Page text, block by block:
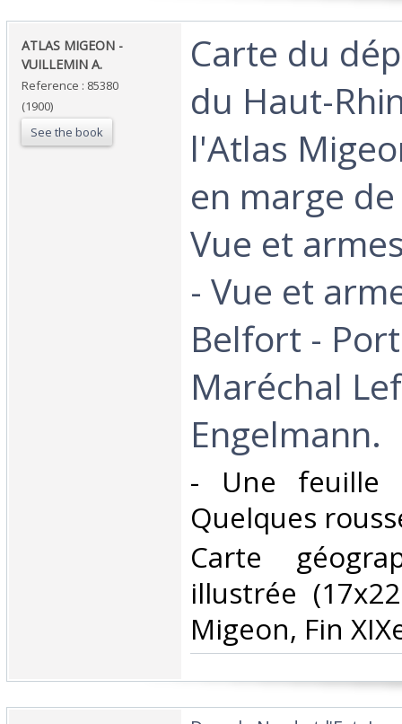
‎ATLAS MIGEON -
VUILLEMIN A. ‎
Reference : 85380
(1900)
See the book
‎Carte du
du Haut-
l'Atlas
en marge
Vue et
- Vue et
Belfort -
Maréchal
Engelmann.‎
‎- Une
Quelques
‎Carte
illustrée
Migeon, Fin